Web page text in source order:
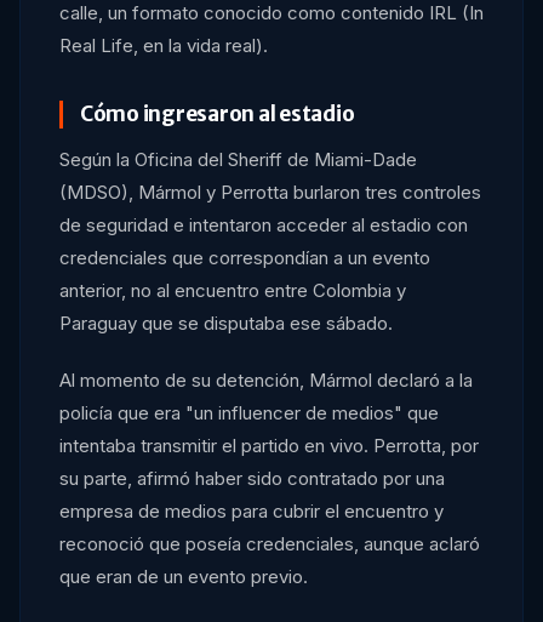
calle, un formato conocido como contenido IRL (In
Real Life, en la vida real).
Cómo ingresaron al estadio
Según la Oficina del Sheriff de Miami-Dade
(MDSO), Mármol y Perrotta burlaron tres controles
de seguridad e intentaron acceder al estadio con
credenciales que correspondían a un evento
anterior, no al encuentro entre Colombia y
Paraguay que se disputaba ese sábado.
Al momento de su detención, Mármol declaró a la
policía que era "un influencer de medios" que
intentaba transmitir el partido en vivo. Perrotta, por
su parte, afirmó haber sido contratado por una
empresa de medios para cubrir el encuentro y
reconoció que poseía credenciales, aunque aclaró
que eran de un evento previo.